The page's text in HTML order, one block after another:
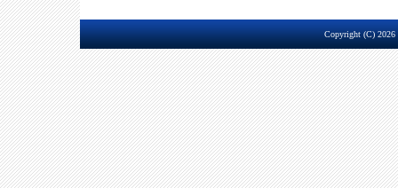
Copyright (C) 2026